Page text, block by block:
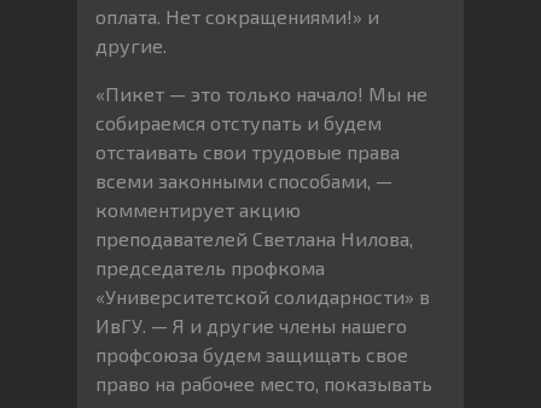
оплата. Нет сокращениями!» и
другие.
«Пикет — это только начало! Мы не
собираемся отступать и будем
отстаивать свои трудовые права
всеми законными способами, —
комментирует акцию
преподавателей Светлана Нилова,
председатель профкома
«Университетской солидарности» в
ИвГУ. — Я и другие члены нашего
профсоюза будем защищать свое
право на рабочее место, показывать